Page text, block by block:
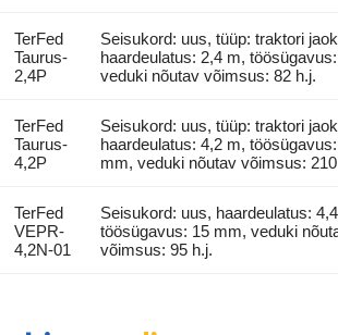
TerFed
Taurus-
2,4P
Seisukord: uus, tüüp: traktori
haardeulatus: 2,4 m,
veduki nõutav võimsus: 82 h.j.
TerFed
Taurus-
4,2P
Seisukord: uus, tüüp: traktori
haardeulatus: 4,2 m,
mm, veduki nõutav võimsus:
TerFed
VEPR-
4,2N-01
Seisukord: uus, haardeulatus:
töösügavus: 15 mm, veduki
võimsus: 95 h.j.